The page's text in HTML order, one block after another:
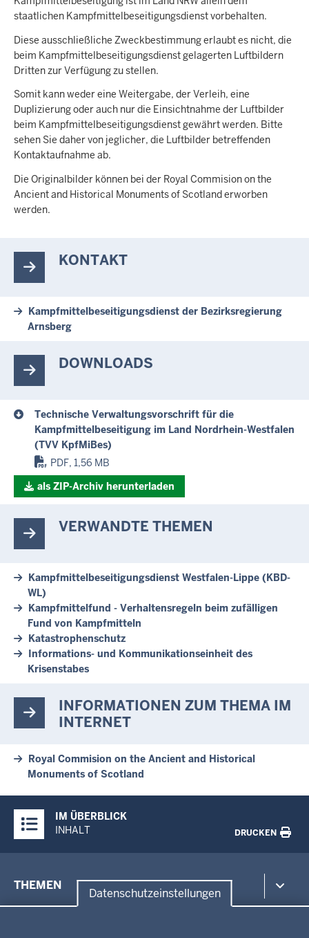
Datenschutzeinstellungen
staatlichen Kampfmittelbeseitigungsdienst vorbehalten.
Diese ausschließliche Zweckbestimmung erlaubt es nicht, die
beim Kampfmittelbeseitigungsdienst gelagerten Luftbildern
Dritten zur Verfügung zu stellen.
Somit kann weder eine Weitergabe, der Verleih, eine
Duplizierung oder auch nur die Einsichtnahme der Luftbilder
beim Kampfmittelbeseitigungsdienst gewährt werden. Bitte
sehen Sie daher von jeglicher, die Luftbilder betreffenden
Kontaktaufnahme ab.
Die Originalbilder können bei der Royal Commision on the
Ancient and Historical Monuments of Scotland erworben
werden.
KONTAKT
Kampfmittelbeseitigungsdienst der Bezirksregierung
Arnsberg
DOWNLOADS
Technische Verwaltungsvorschrift für die
Kampfmittelbeseitigung im Land Nordrhein-Westfalen
(TVV KpfMiBes)
PDF, 1,56 MB
als ZIP-Archiv herunterladen
VERWANDTE THEMEN
Kampfmittelbeseitigungsdienst Westfalen-Lippe (KBD-
WL)
Kampfmittelfund - Verhaltensregeln beim zufälligen
Fund von Kampfmitteln
Katastrophenschutz
Informations- und Kommunikationseinheit des
Krisenstabes
INFORMATIONEN ZUM THEMA IM
INTERNET
Royal Commision on the Ancient and Historical
Monuments of Scotland
Inhalte
IM ÜBERBLICK
INHALT
DRUCKEN
der
THEMEN